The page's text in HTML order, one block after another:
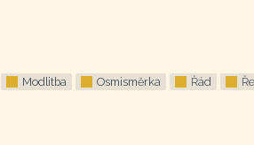
Modlitba Osmisměrka Řád